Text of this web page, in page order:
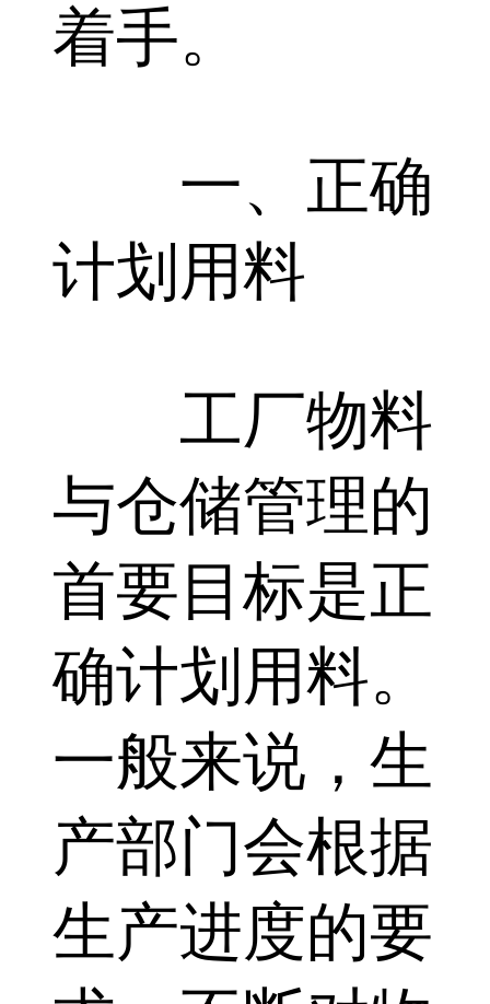
着手。
一、正确
计划用料
工厂物料
与仓储管理的
首要目标是正
确计划用料。
一般来说，生
产部门会根据
生产进度的要